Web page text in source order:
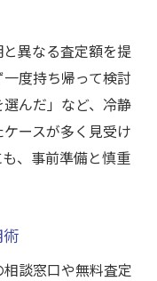
異なる査定額を提
度持ち帰って検討
んだ」など、冷静
ースが多く見受け
、事前準備と慎重
談窓口や無料査定